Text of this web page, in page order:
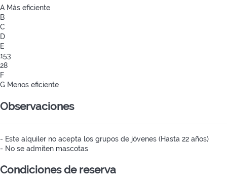
A Más eficiente
B
C
D
E
153
28
F
G Menos eficiente
Observaciones
- Este alquiler no acepta los grupos de jóvenes (Hasta 22 años)
- No se admiten mascotas
Condiciones de reserva